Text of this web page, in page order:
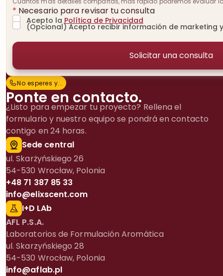
No esperes y…
No esperes y...
Ponte en contacto.
¿Listo para empezar tu proyecto? Rellena el
formulario y nuestro equipo se pondrá en contacto
contigo en 24 horas.
Sede central
ul. Skarżyńskiego 26
54-530 Wrocław, Polonia
+48 71 387 85 33
info@elixscent.com
I+D LAb
AFL P.S.A.
Laboratorios de Formulación Aromática
ul. Skarzyńskiego 28
54-530 Wrocław, Polonia
info@aflab.pl
* Necesario para revisar tu consulta
Acepto laPolítica de Privacidad
(Opcional) Acepto recibir información de marketing